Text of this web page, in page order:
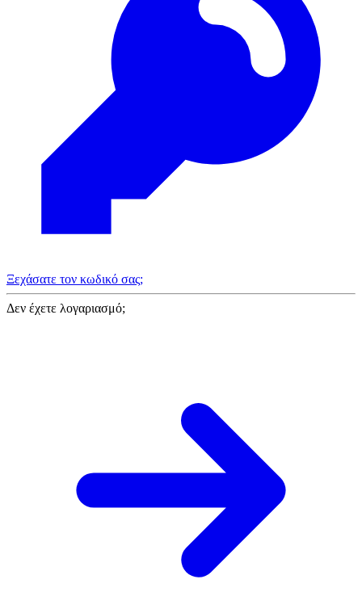
Ξεχάσατε τον κωδικό σας;
Δεν έχετε λογαριασμό;